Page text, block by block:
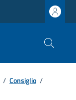
/ Consiglio /